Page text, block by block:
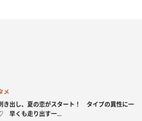
メ
き出し、夏の恋がスタート！ タイプの異性に一
早くも走り出す一...